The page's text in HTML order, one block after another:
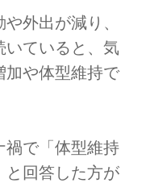
外出が減り、
いていると、気
加や体型維持で
禍で「体型維持
と回答した方が